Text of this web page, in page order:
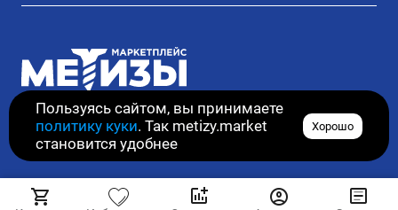
Пользуясь сайтом, вы принимаете
политику куки. Так metizy.market
становится удобнее
Хорошо
© 2020–2026. Все права защищены